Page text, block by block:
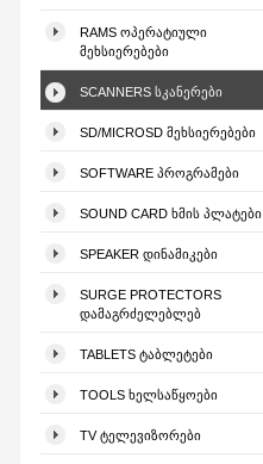
RAMS ᲝᲞᲔᲠᲐᲢᲘᲣᲚᲘ
ᲛᲔᲮᲡᲘᲔᲠᲔᲑᲔᲑᲘ
SCANNERS ᲡᲙᲐᲜᲔᲠᲔᲑᲘ
SD/MICROSD ᲛᲔᲮᲡᲘᲔᲠᲔᲑᲔᲑᲘ
SOFTWARE ᲞᲠᲝᲒᲠᲐᲛᲔᲑᲘ
SOUND CARD ᲮᲛᲘᲡ ᲞᲚᲐᲢᲔᲑᲘ
SPEAKER ᲓᲘᲜᲐᲛᲘᲙᲔᲑᲘ
SURGE PROTECTORS
ᲓᲐᲛᲐᲒᲠᲫᲔᲚᲔᲑᲚᲔᲑ
TABLETS ᲢᲐᲑᲚᲔᲢᲔᲑᲘ
TOOLS ᲮᲔᲚᲡᲐᲬᲧᲝᲔᲑᲘ
TV ᲢᲔᲚᲔᲕᲘᲖᲝᲠᲔᲑᲘ